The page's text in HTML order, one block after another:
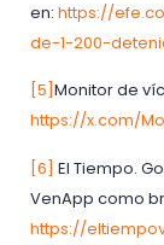
en: https://
de-1-200-
[5] Monitor de
https://x.com/
[6] El Tiempo.
VenApp como
https://